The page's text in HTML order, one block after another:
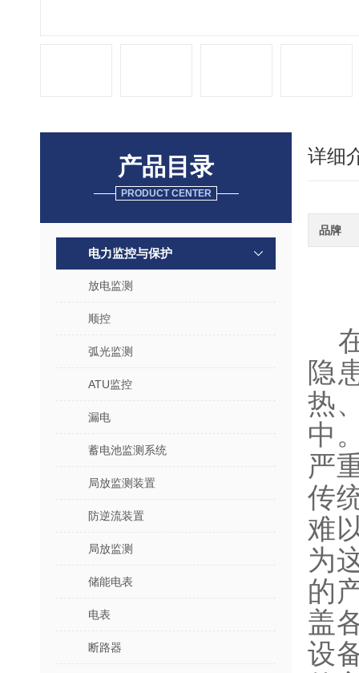
产品目录
PRODUCT CENTER
电力监控与保护
放电监测
顺控
弧光监测
ATU监控
漏电
蓄电池监测系统
局放监测装置
防逆流装置
局放监测
储能电表
电表
断路器
详细
品牌
隐
热
中
严
传
难
为
的
盖
设